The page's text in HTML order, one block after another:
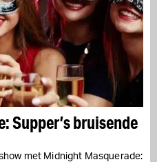
Supper’s bruisende
met Midnight Masquerade: